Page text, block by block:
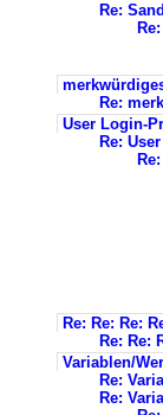
Re:
Re:
User Login-
Re:
Re: Re: Re:
Re: Re:
Variablen/
Re:
Re: